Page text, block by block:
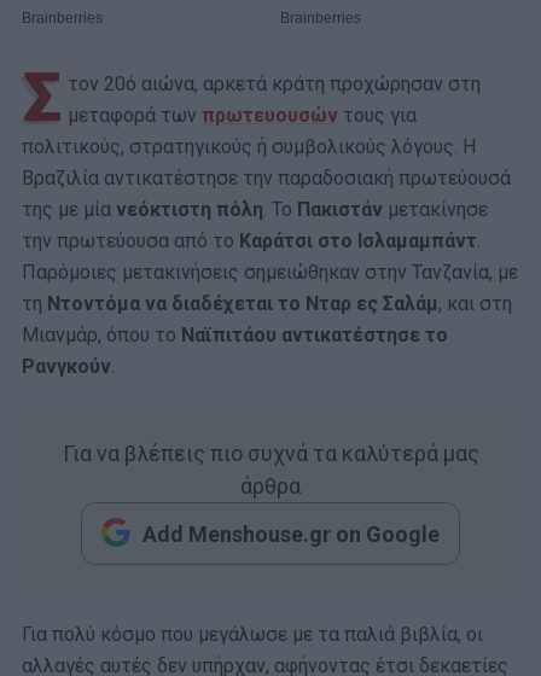
Σ τον 20ό αιώνα, αρκετά κράτη προχώρησαν στη
μεταφορά των πρωτευουσών τους για
πολιτικούς, στρατηγικούς ή συμβολικούς λόγους. Η
Βραζιλία αντικατέστησε την παραδοσιακή πρωτεύουσά
της με μία νεόκτιστη πόλη. Το Πακιστάν μετακίνησε
την πρωτεύουσα από το Καράτσι στο Ισλαμαμπάντ.
Παρόμοιες μετακινήσεις σημειώθηκαν στην Τανζανία, με
τη Ντοντόμα να διαδέχεται το Νταρ ες Σαλάμ, και στη
Μιανμάρ, όπου το Ναϊπιτάου αντικατέστησε το
Ρανγκούν.
Για να βλέπεις πιο συχνά τα καλύτερά μας
άρθρα
Add Menshouse.gr on Google
Για πολύ κόσμο που μεγάλωσε με τα παλιά βιβλία, οι
αλλαγές αυτές δεν υπήρχαν, αφήνοντας έτσι δεκαετίες